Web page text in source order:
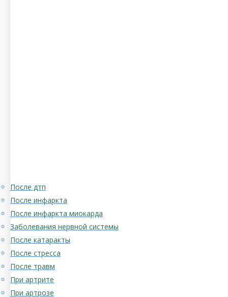
После дтп
После инфаркта
После инфаркта миокарда
Заболевания нервной системы
После катаракты
После стресса
После травм
При артрите
При артрозе